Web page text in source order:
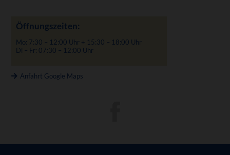
Öffnungszeiten:
Mo: 7:30 – 12:00 Uhr + 15:30 – 18:00 Uhr
Di – Fr: 07:30 – 12:00 Uhr
Anfahrt Google Maps